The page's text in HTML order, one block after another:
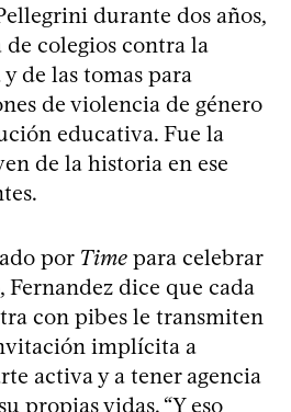
durante dos años,
colegios contra la
de las tomas para
de violencia de género
educativa. Fue la
de la historia en ese
por Time para celebrar
dice que cada
con pibes le transmiten
implícita a
activa y a tener agencia
propias vidas. “Y eso